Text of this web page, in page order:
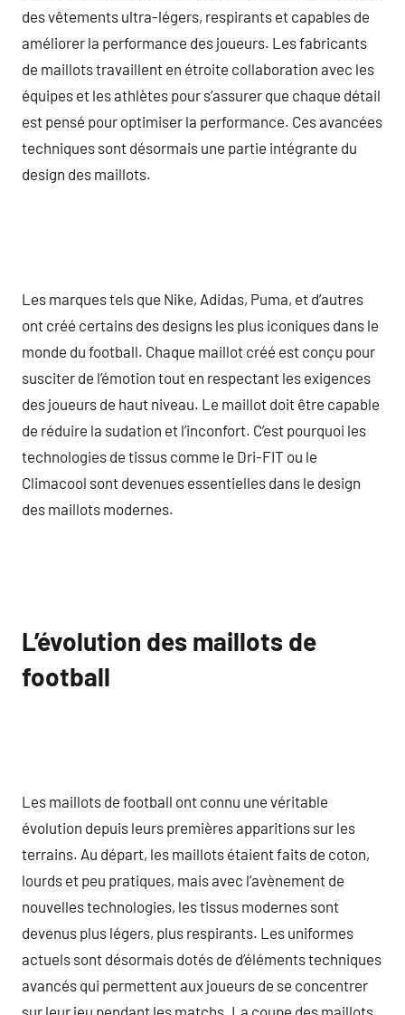
des vêtements ultra-légers, respirants et capables de
améliorer la performance des joueurs. Les fabricants
de maillots travaillent en étroite collaboration avec les
équipes et les athlètes pour s’assurer que chaque détail
est pensé pour optimiser la performance. Ces avancées
techniques sont désormais une partie intégrante du
design des maillots.
Les marques tels que Nike, Adidas, Puma, et d’autres
ont créé certains des designs les plus iconiques dans le
monde du football. Chaque maillot créé est conçu pour
susciter de l’émotion tout en respectant les exigences
des joueurs de haut niveau. Le maillot doit être capable
de réduire la sudation et l’inconfort. C’est pourquoi les
technologies de tissus comme le Dri-FIT ou le
Climacool sont devenues essentielles dans le design
des maillots modernes.
L’évolution des maillots de
football
Les maillots de football ont connu une véritable
évolution depuis leurs premières apparitions sur les
terrains. Au départ, les maillots étaient faits de coton,
lourds et peu pratiques, mais avec l’avènement de
nouvelles technologies, les tissus modernes sont
devenus plus légers, plus respirants. Les uniformes
actuels sont désormais dotés de d’éléments techniques
avancés qui permettent aux joueurs de se concentrer
sur leur jeu pendant les matchs. La coupe des maillots